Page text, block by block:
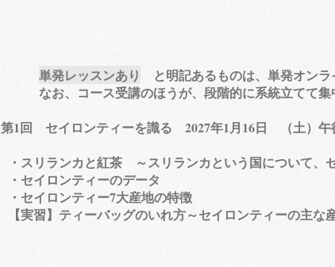
単発レッスンあり
と明記あるものは、単発オンラ
なお、コース受講のほうが、段階的に系統立てて集
第1回 セイロンティーを識る 2027年1月16日 （土）午
・スリランカと紅茶 ～スリランカという国について、
・セイロンティーのデータ
・セイロンティー7大産地の特徴
【実習】ティーバッグのいれ方～セイロンティーの主な